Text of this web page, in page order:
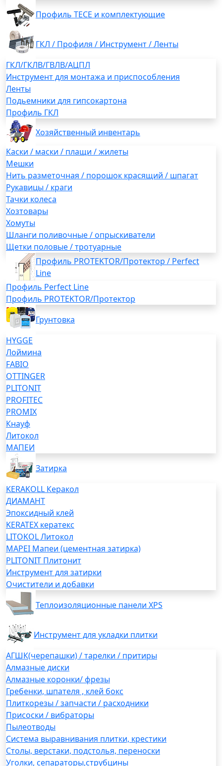
Профиль TECE и комплектующие
ГКЛ / Профиля / Инструмент / Ленты
ГКЛ/ГКЛВ/ГВЛВ/АЦПЛ
Инструмент для монтажа и приспособления
Ленты
Подьемники для гипсокартона
Профиль ГКЛ
Хозяйственный инвентарь
Каски / маски / плащи / жилеты
Мешки
Нить разметочная / порошок красящий / шпагат
Рукавицы / краги
Тачки колеса
Хозтовары
Хомуты
Шланги поливочные / опрыскиватели
Щетки половые / тротуарные
Профиль PROTEKTOR/Протектор / Perfect
Line
Профиль Perfect Line
Профиль PROTEKTOR/Протектор
Грунтовка
HYGGE
Лоймина
FABIO
OTTINGER
PLITONIT
PROFITEC
PROMIX
Кнауф
Литокол
МАПЕИ
Затирка
KERAKOLL Керакол
ДИАМАНТ
Эпоксидный клей
KERATEX кератекс
LITOKOL Литокол
MAPEI Мапеи (цементная затирка)
PLITONIT Плитонит
Инструмент для затирки
Очистители и добавки
Теплоизоляционные панели XPS
Инструмент для укладки плитки
АГШК(черепашки) / тарелки / притиры
Алмазные диски
Алмазные коронки/ фрезы
Гребенки, шпателя , клей бокс
Плиткорезы / запчасти / расходники
Присоски / вибраторы
Пылеотводы
Система выравнивания плитки, крестики
Столы, верстаки, подстолья, переноски
Уголки, сепараторы,струбцины